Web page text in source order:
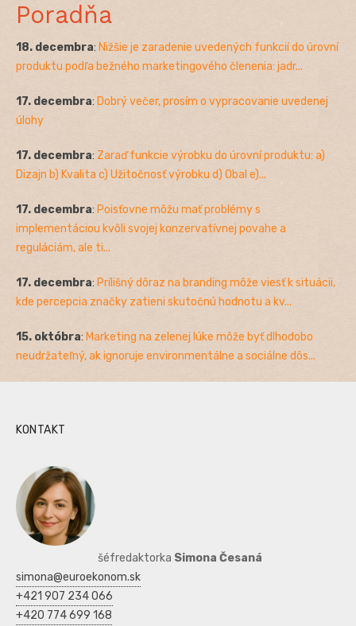
Poradňa
18. decembra: Nižšie je zaradenie uvedených funkcií do úrovní
produktu podľa bežného marketingového členenia: jadr...
17. decembra: Dobrý večer, prosím o vypracovanie uvedenej
úlohy
17. decembra: Zaraď funkcie výrobku do úrovní produktu: a)
Dizajn b) Kvalita c) Užitočnosť výrobku d) Obal e)...
17. decembra: Poisťovne môžu mať problémy s
implementáciou kvôli svojej konzervatívnej povahe a
reguláciám, ale ti...
17. decembra: Prílišný dôraz na branding môže viesť k situácii,
kde percepcia značky zatieni skutočnú hodnotu a kv...
15. októbra: Marketing na zelenej lúke môže byť dlhodobo
neudržateľný, ak ignoruje environmentálne a sociálne dôs...
KONTAKT
šéfredaktorka Simona Česaná
simona@euroekonom.sk
+421 907 234 066
+420 774 699 168